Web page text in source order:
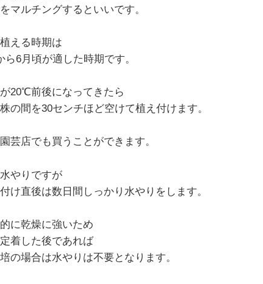
マルチングするといいです。
える時期は
ら6月頃が適した時期です。
20℃前後になってきたら
の間を30センチほど空けて植え付けます。
芸店でも買うことができます。
やりですが
け直後は数日間しっかり水やりをします。
に乾燥に強いため
着した後であれば
の場合は水やりは不要となります。